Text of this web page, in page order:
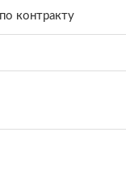
контракту